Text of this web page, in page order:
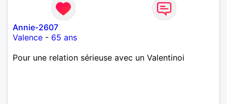
Annie-2607
Valence - 65 ans
Pour une relation sérieuse avec un Valentinoi